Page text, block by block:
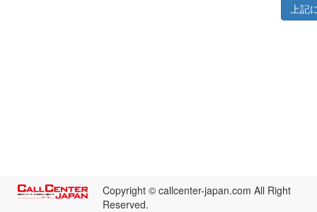
上記
Copyright © callcenter-japan.com All Right
Reserved.